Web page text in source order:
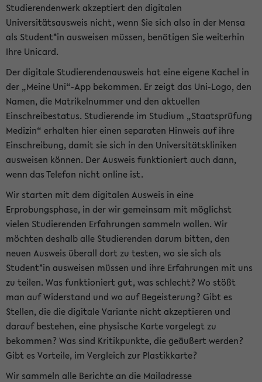
Studierendenwerk akzeptiert den digitalen
Universitätsausweis nicht, wenn Sie sich also in der Mensa
als Student*in ausweisen müssen, benötigen Sie weiterhin
Ihre Unicard.
Der digitale Studierendenausweis hat eine eigene Kachel in
der „Meine Uni“-App bekommen. Er zeigt das Uni-Logo, den
Namen, die Matrikelnummer und den aktuellen
Einschreibestatus. Studierende im Studium „Staatsprüfung
Medizin“ erhalten hier einen separaten Hinweis auf ihre
Einschreibung, damit sie sich in den Universitätskliniken
ausweisen können. Der Ausweis funktioniert auch dann,
wenn das Telefon nicht online ist.
Wir starten mit dem digitalen Ausweis in eine
Erprobungsphase, in der wir gemeinsam mit möglichst
vielen Studierenden Erfahrungen sammeln wollen. Wir
möchten deshalb alle Studierenden darum bitten, den
neuen Ausweis überall dort zu testen, wo sie sich als
Student*in ausweisen müssen und ihre Erfahrungen mit uns
zu teilen. Was funktioniert gut, was schlecht? Wo stößt
man auf Widerstand und wo auf Begeisterung? Gibt es
Stellen, die die digitale Variante nicht akzeptieren und
darauf bestehen, eine physische Karte vorgelegt zu
bekommen? Was sind Kritikpunkte, die geäußert werden?
Gibt es Vorteile, im Vergleich zur Plastikkarte?
Wir sammeln alle Berichte an die Mailadresse